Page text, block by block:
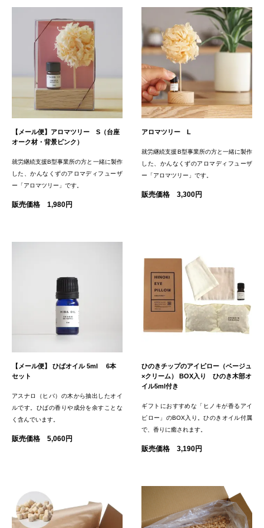
【メール便】アロマツリー S（台座
オーク材・背景ピンク）
就労継続支援B型事業所の方と一緒に製作
した、かんなくずのアロマディフューザ
ー「アロマツリー」です。
販売価格 1,980円
アロマツリー L
就労継続支援B型事業所の方と一緒に製作
した、かんなくずのアロマディフューザ
ー「アロマツリー」です。
販売価格 3,300円
【メール便】 ひばオイル 5ml 6本
セット
アスナロ（ヒバ）の木から抽出したオイ
ルです。ひばの香りや成分を余すことな
く含んでいます。
販売価格 5,060円
ひのきチップのアイピロー（ベージュ
×クリーム） BOX入り ひのき木部オ
イル5ml付き
ギフトにおすすめな「ヒノキが香るアイ
ピロー」のBOX入り。ひのきオイル付属
で、香りに癒されます。
販売価格 3,190円